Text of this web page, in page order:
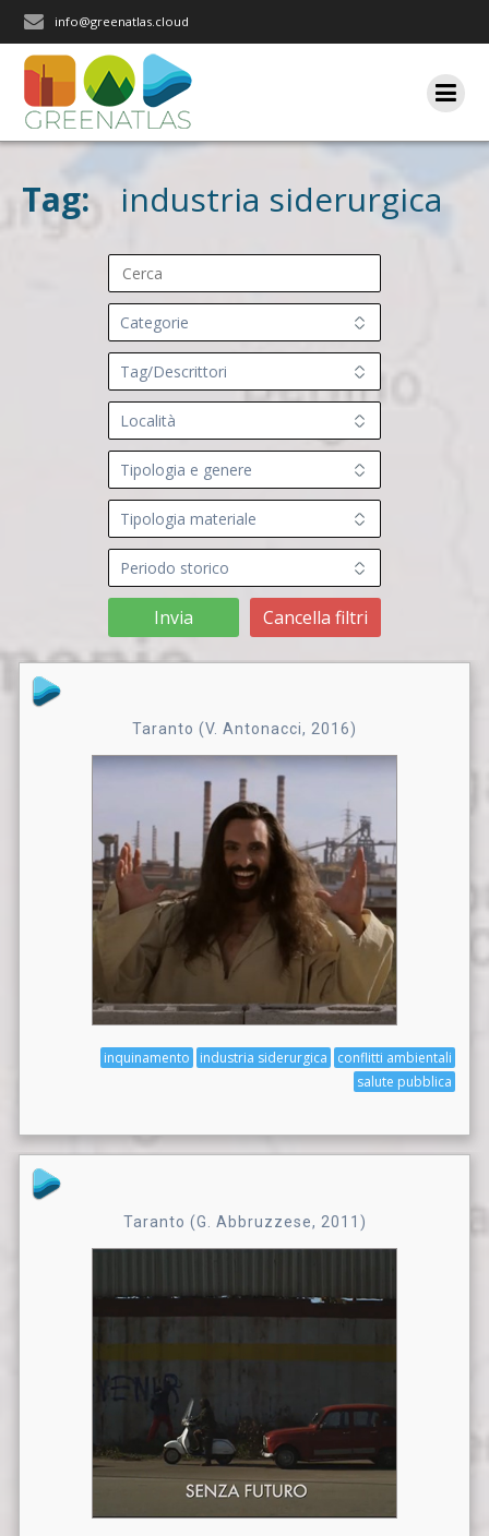
info@greenatlas.cloud
Tag: industria siderurgica
Invia Cancella filtri
Taranto (V. Antonacci, 2016)
conflitti ambientali
industria siderurgica
inquinamento
salute pubblica
Taranto (G. Abbruzzese, 2011)